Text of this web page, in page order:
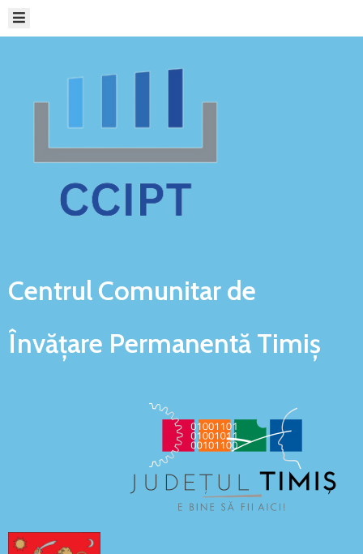
FUNCȚIONARE
INFRASTRUCTURA
PLATFORME
STUDII
Centrul Comunitar de
Învățare Permanentă Timiș